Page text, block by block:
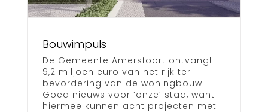
Bouwimpuls
De Gemeente Amersfoort ontvangt
9,2 miljoen euro van het rijk ter
bevordering van de woningbouw!
Goed nieuws voor ‘onze’ stad, want
hiermee kunnen acht projecten met